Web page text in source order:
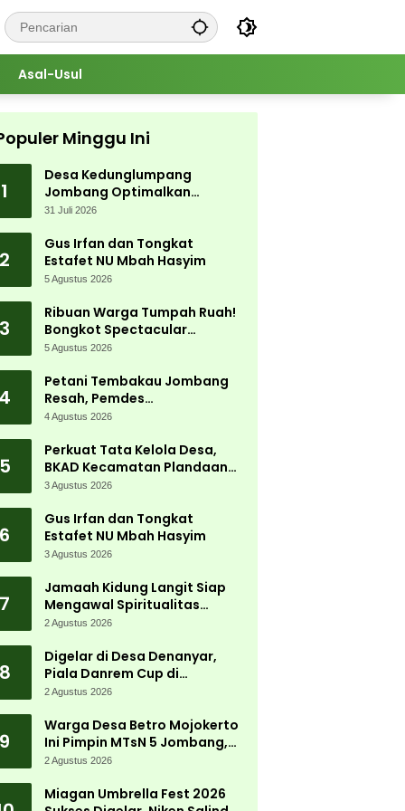
Asal-Usul
Minggu Ini
1
Desa Kedunglumpang
Jombang Optimalkan
Singkong Lokal, Warga Diajari
31 Juli 2026
2
Gus Irfan dan Tongkat
Estafet NU Mbah Hasyim
5 Agustus 2026
3
Ribuan Warga Tumpah Ruah!
Bongkot Spectacular
Carnival 2026 Jadi Pesta
Peterongan
5 Agustus 2026
4
Petani Tembakau Jombang
Resah, Pemdes
Tanjungwadung dan Disperta
4 Agustus 2026
5
Perkuat Tata Kelola Desa,
BKAD Kecamatan Plandaan
Gelar Pelatihan Aparatur
3 Agustus 2026
6
Gus Irfan dan Tongkat
Estafet NU Mbah Hasyim
3 Agustus 2026
7
Jamaah Kidung Langit Siap
Mengawal Spiritualitas
Muktamar NU
2 Agustus 2026
8
Digelar di Desa Denanyar,
Piala Danrem Cup di
Jombang Fokus Cetak Bibit
2 Agustus 2026
9
Warga Desa Betro Mojokerto
Ini Pimpin MTsN 5 Jombang,
Kembali Mengabdi di
2 Agustus 2026
Miagan Umbrella Fest 2026